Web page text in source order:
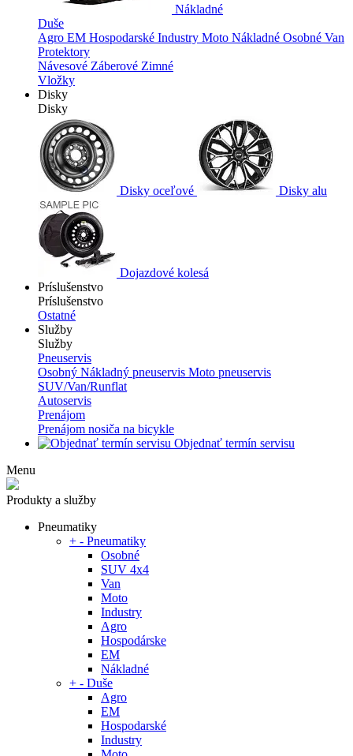
Nákladné
Duše
Agro EM Hospodarské Industry Moto Nákladné Osobné Van
Protektory
Návesové Záberové Zimné
Vložky
Disky
Disky
Disky oceľové Disky alu
Dojazdové kolesá
Príslušenstvo
Príslušenstvo
Ostatné
Služby
Služby
Pneuservis
Osobný Nákladný pneuservis Moto pneuservis
SUV/Van/Runflat
Autoservis
Prenájom
Prenájom nosiča na bicykle
Objednať termín servisu
Menu
Produkty a služby
Pneumatiky
+ - Pneumatiky
Osobné
SUV 4x4
Van
Moto
Industry
Agro
Hospodárske
EM
Nákladné
+ - Duše
Agro
EM
Hospodarské
Industry